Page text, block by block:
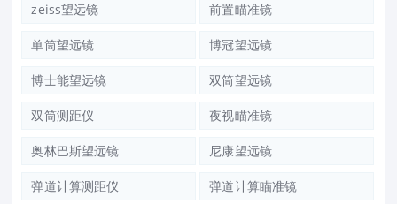
zeiss望远镜 前置瞄准镜
单筒望远镜 博冠望远镜
博士能望远镜 双筒望远镜
双筒测距仪 夜视瞄准镜
奥林巴斯望远镜 尼康望远镜
弹道计算测距仪 弹道计算瞄准镜